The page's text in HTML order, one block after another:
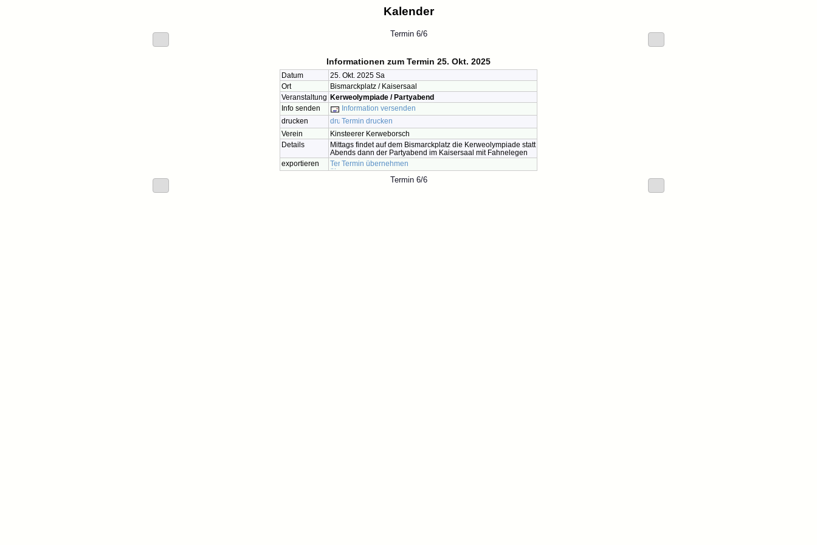
Kalender
Termin 6/6
Informationen zum Termin 25. Okt. 2025
Datum
25. Okt. 2025 Sa
Ort
Bismarckplatz / Kaisersaal
Veranstaltung Kerweolympiade / Partyabend
Info senden
Information versenden
drucken
Termin drucken
Verein
Kinsteerer Kerweborsch
Details
Mittags findet auf dem Bismarckplatz die Kerweolympiade statt
Abends dann der Partyabend im Kaisersaal mit Fahnelegen
exportieren
Termin übernehmen
Termin 6/6